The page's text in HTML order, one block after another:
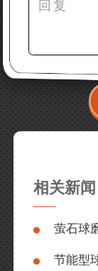
相关新闻
萤石球
节能型